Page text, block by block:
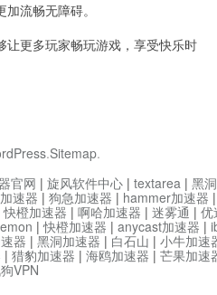
流畅无障碍。
更多玩家畅玩游戏，享受快乐时
.Sitemap.
官网 | 旋风软件中心 | textarea | 黑
速器 | 狗急加速器 | hammer加速器
快橙加速器 | 啊哈加速器 | 迷雾通 | 优
|快橙加速器 | anycast加速器 |
器 | 黑洞加速器 | 白石山 | 小牛加速
| 猎豹加速器 | 海鸥加速器 | 芒果加速
VPN